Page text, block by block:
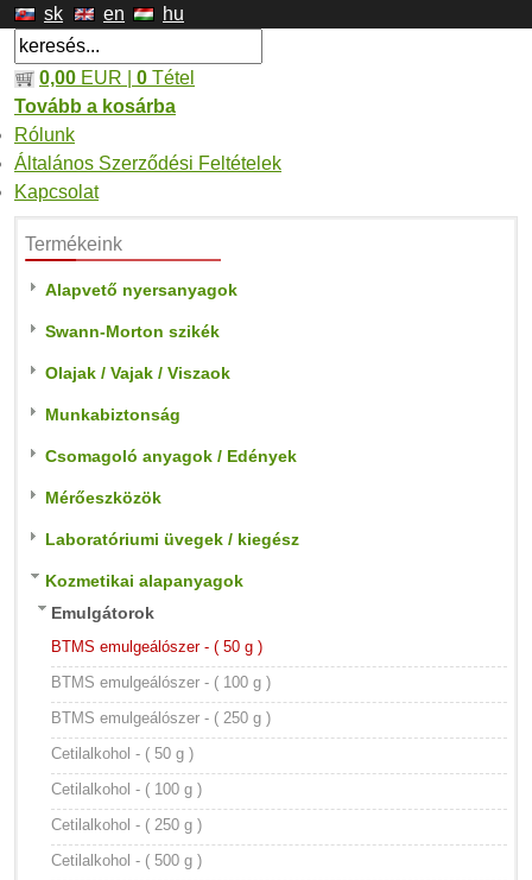
sk en hu
0,00 EUR | 0 Tétel
Tovább a kosárba
Rólunk
Általános Szerződési Feltételek
Kapcsolat
Termékeink
Alapvető nyersanyagok
Swann-Morton szikék
Olajak / Vajak / Viszaok
Munkabiztonság
Csomagoló anyagok / Edények
Mérőeszközök
Laboratóriumi üvegek / kiegész
Kozmetikai alapanyagok
Emulgátorok
BTMS emulgeálószer - ( 50 g )
BTMS emulgeálószer - ( 100 g )
BTMS emulgeálószer - ( 250 g )
Cetilalkohol - ( 50 g )
Cetilalkohol - ( 100 g )
Cetilalkohol - ( 250 g )
Cetilalkohol - ( 500 g )